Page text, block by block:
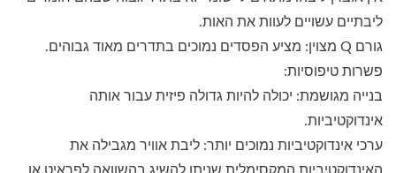
ליבתיים עשויים לעוות את האות.
גורם Q מצוין: מציע הפסדים נמוכים בתדרים מאוד גבוהים.
פשרות טיפוסיות:
בנייה מגושמת: יכולה להיות גדולה פיזית עבור אותה
אינדוקטיביות.
ערכי אינדוקטיביות נמוכים יותר: ליבת אוויר מגבילה את